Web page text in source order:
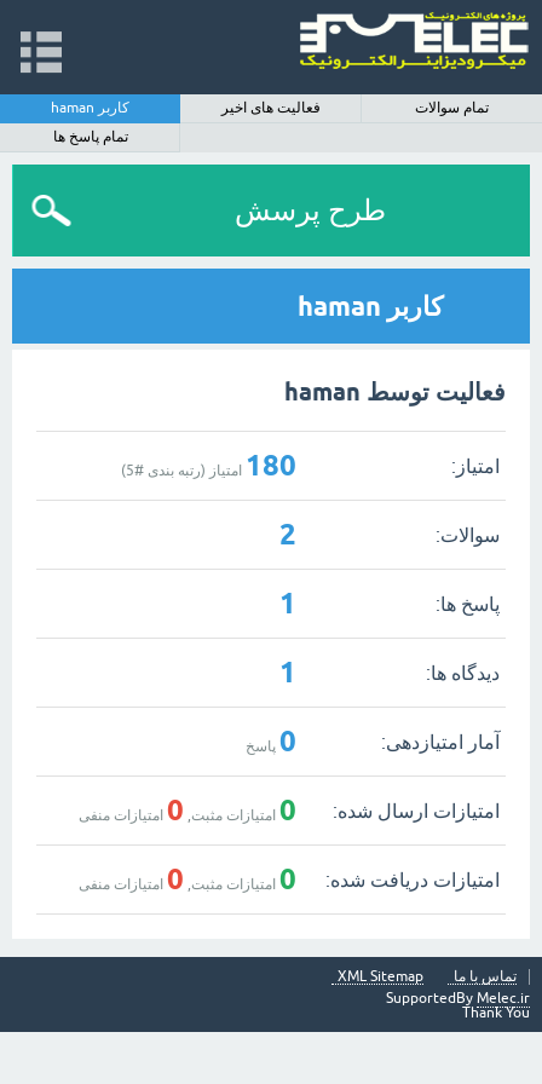
کاربر haman فعالیت های اخیر
تمام سوالات
تمام پاسخ ها
طرح پرسش
کاربر haman
فعالیت توسط haman
امتیاز: 180 امتیاز (رتبه بندی #5
)
سوالات: 2
پاسخ ها: 1
دیدگاه ها: 1
آمار امتیازدهی: 0 پاسخ
امتیازات ارسال شده: 0 امتیازات مثبت, 0 امتیازات منفی
امتیازات دریافت شده: 0 امتیازات مثبت, 0 امتیازات منفی
تماس با ما
XML Sitemap
SupportedBy Melec.ir
Thank You